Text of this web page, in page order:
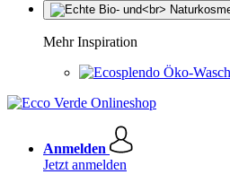
Mehr Inspiration
Öko-
Anmelden
Jetzt anmelden